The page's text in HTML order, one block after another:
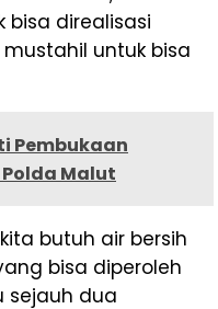
bisa direalisasi
untuk bisa
Pembukaan
Polda Malut
butuh air bersih
bisa diperoleh
sejauh dua